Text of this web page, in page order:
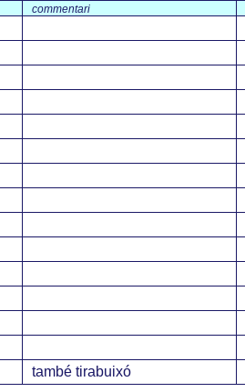
commentari
també tirabuixó